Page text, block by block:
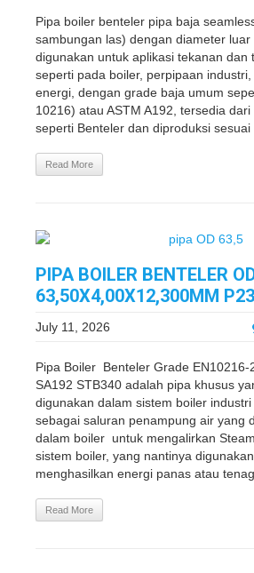
Pipa boiler benteler pipa baja
sambungan las) dengan diameter luar
digunakan untuk aplikasi tekanan dan
seperti pada boiler, perpipaan
energi, dengan grade baja umum
10216) atau ASTM A192, tersedia
seperti Benteler dan diproduksi sesuai
Read More
PIPA BOILER BENTELER
63,50X4,00X12,300MM
July 11, 2026
Pipa Boiler Benteler Grade EN10216-
SA192 STB340 adalah pipa khusus
digunakan dalam sistem boiler
sebagai saluran penampung air yang
dalam boiler untuk mengalirkan
sistem boiler, yang nantinya
menghasilkan energi panas atau
Read More